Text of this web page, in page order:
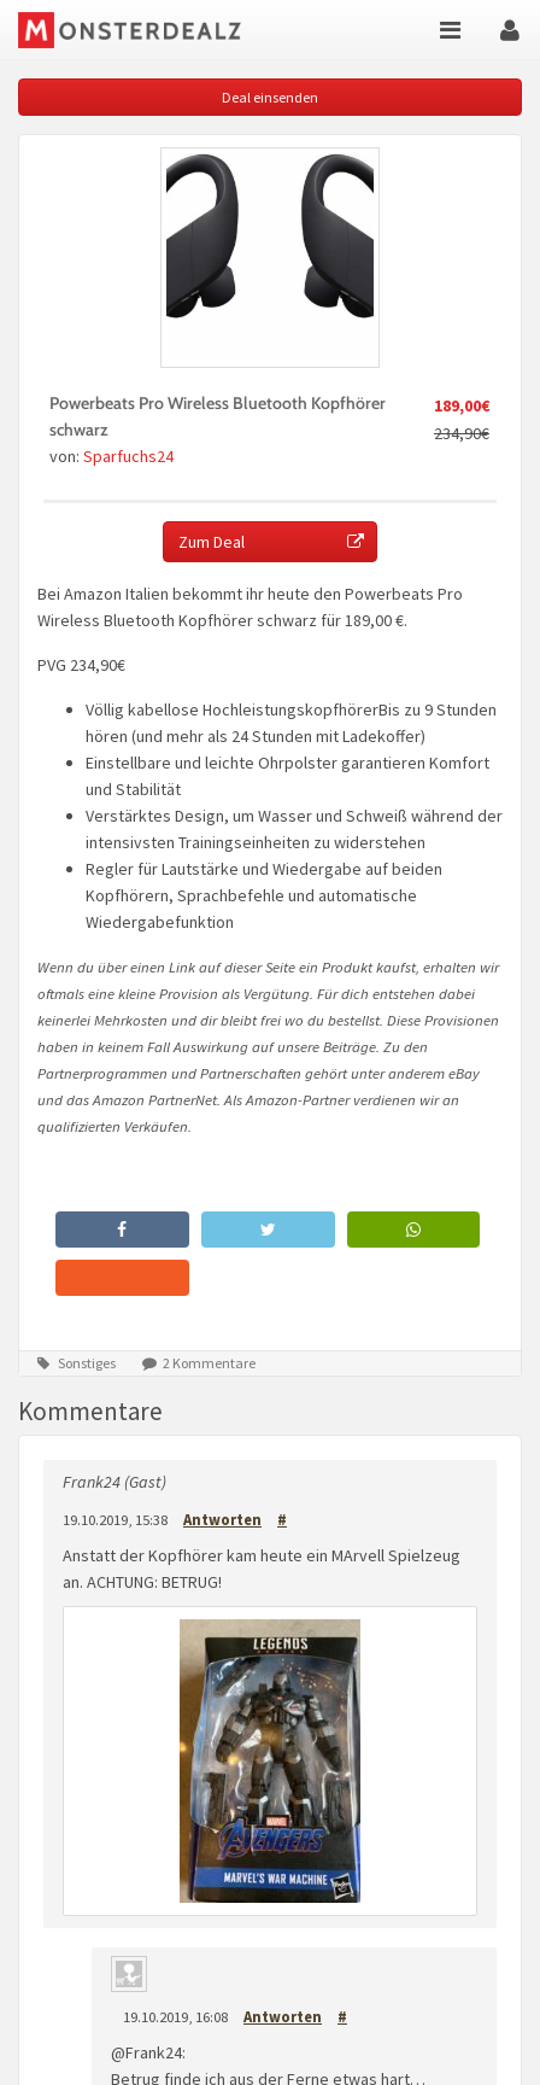
Deal einsenden
189,00€
234,90€
Powerbeats Pro Wireless Bluetooth Kopfhörer
schwarz
von: Sparfuchs24
Zum Deal
Bei Amazon Italien bekommt ihr heute den Powerbeats Pro
Wireless Bluetooth Kopfhörer schwarz für 189,00 €.
PVG 234,90€
Völlig kabellose HochleistungskopfhörerBis zu 9 Stunden
hören (und mehr als 24 Stunden mit Ladekoffer)
Einstellbare und leichte Ohrpolster garantieren Komfort
und Stabilität
Verstärktes Design, um Wasser und Schweiß während der
intensivsten Trainingseinheiten zu widerstehen
Regler für Lautstärke und Wiedergabe auf beiden
Kopfhörern, Sprachbefehle und automatische
Wiedergabefunktion
Wenn du über einen Link auf dieser Seite ein Produkt kaufst, erhalten wir
oftmals eine kleine Provision als Vergütung. Für dich entstehen dabei
keinerlei Mehrkosten und dir bleibt frei wo du bestellst. Diese Provisionen
haben in keinem Fall Auswirkung auf unsere Beiträge. Zu den
Partnerprogrammen und Partnerschaften gehört unter anderem eBay
und das Amazon PartnerNet. Als Amazon-Partner verdienen wir an
qualifizierten Verkäufen.
Sonstiges 2 Kommentare
Kommentare
Frank24 (Gast)
19.10.2019, 15:38 Antworten #
Anstatt der Kopfhörer kam heute ein MArvell Spielzeug
an. ACHTUNG: BETRUG!
19.10.2019, 16:08 Antworten #
@Frank24:
Betrug finde ich aus der Ferne etwas hart…